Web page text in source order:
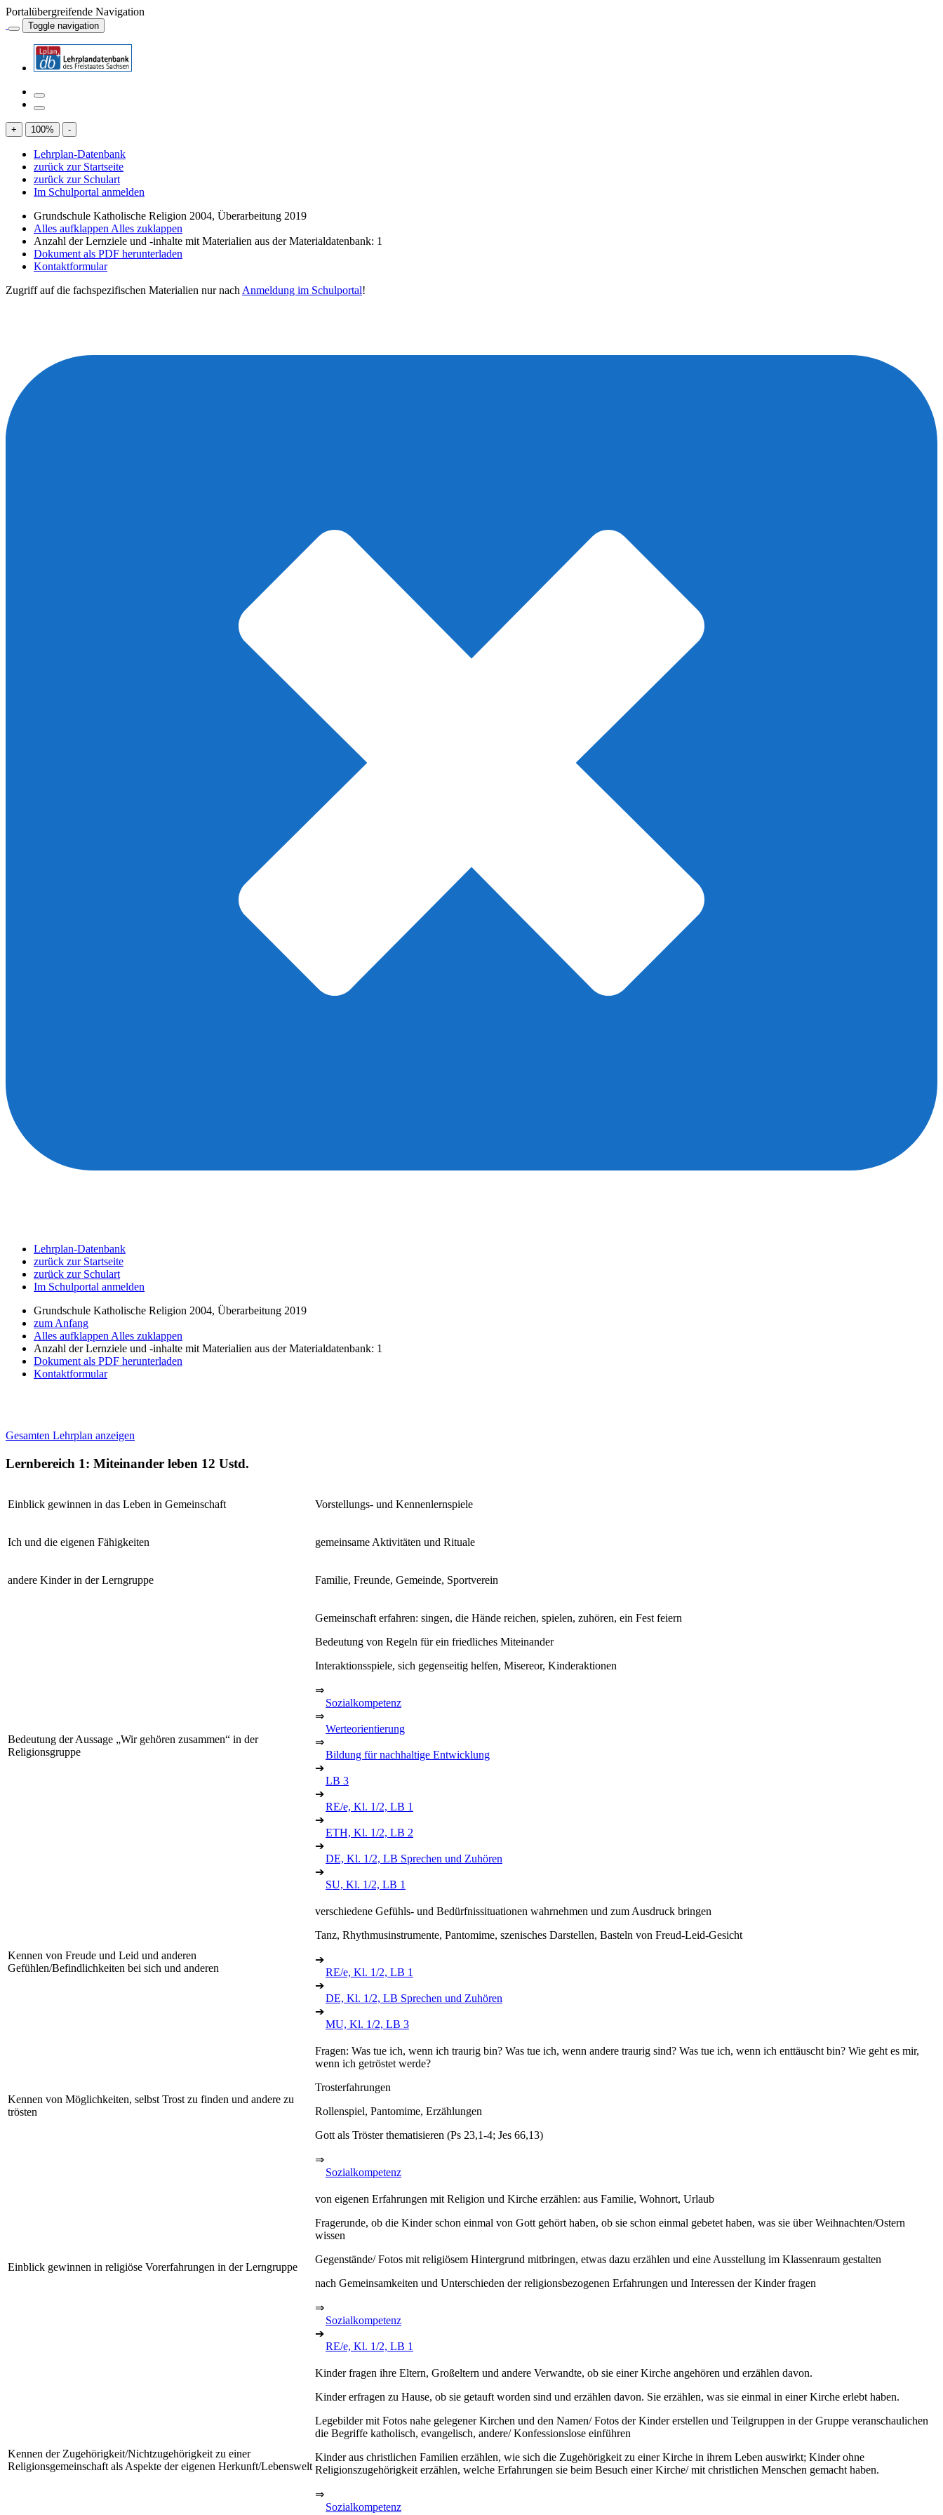
Portalübergreifende Navigation
Toggle navigation
+ 100% -
Lehrplan-Datenbank
zurück zur Startseite
zurück zur Schulart
Im Schulportal anmelden
Grundschule Katholische Religion 2004, Überarbeitung 2019
Alles aufklappen Alles zuklappen
Anzahl der Lernziele und -inhalte mit Materialien aus der Materialdatenbank: 1
Dokument als PDF herunterladen
Kontaktformular
Zugriff auf die fachspezifischen Materialien nur nach Anmeldung im Schulportal!
Lehrplan-Datenbank
zurück zur Startseite
zurück zur Schulart
Im Schulportal anmelden
Grundschule Katholische Religion 2004, Überarbeitung 2019
zum Anfang
Alles aufklappen Alles zuklappen
Anzahl der Lernziele und -inhalte mit Materialien aus der Materialdatenbank: 1
Dokument als PDF herunterladen
Kontaktformular
Gesamten Lehrplan anzeigen
Lernbereich 1: Miteinander leben 12 Ustd.
Einblick gewinnen in das Leben in Gemeinschaft Vorstellungs- und Kennenlernspiele
Ich und die eigenen Fähigkeiten gemeinsame Aktivitäten und Rituale
andere Kinder in der Lerngruppe Familie, Freunde, Gemeinde, Sportverein
Bedeutung der Aussage „Wir gehören zusammen“ in der
Religionsgruppe
Gemeinschaft erfahren: singen, die Hände reichen, spielen, zuhören, ein Fest feiern
Bedeutung von Regeln für ein friedliches Miteinander
Interaktionsspiele, sich gegenseitig helfen, Misereor, Kinderaktionen
⇒
Sozialkompetenz
⇒
Werteorientierung
⇒
Bildung für nachhaltige Entwicklung
➔
LB 3
➔
RE/e, Kl. 1/2, LB 1
➔
ETH, Kl. 1/2, LB 2
➔
DE, Kl. 1/2, LB Sprechen und Zuhören
➔
SU, Kl. 1/2, LB 1
Kennen von Freude und Leid und anderen
Gefühlen/Befindlichkeiten bei sich und anderen
verschiedene Gefühls- und Bedürfnissituationen wahrnehmen und zum Ausdruck bringen
Tanz, Rhythmusinstrumente, Pantomime, szenisches Darstellen, Basteln von Freud-Leid-Gesicht
➔
RE/e, Kl. 1/2, LB 1
➔
DE, Kl. 1/2, LB Sprechen und Zuhören
➔
MU, Kl. 1/2, LB 3
Kennen von Möglichkeiten, selbst Trost zu finden und andere zu
trösten
Fragen: Was tue ich, wenn ich traurig bin? Was tue ich, wenn andere traurig sind? Was tue ich, wenn ich enttäuscht bin? Wie geht es mir,
wenn ich getröstet werde?
Trosterfahrungen
Rollenspiel, Pantomime, Erzählungen
Gott als Tröster thematisieren (Ps 23,1-4; Jes 66,13)
⇒
Sozialkompetenz
Einblick gewinnen in religiöse Vorerfahrungen in der Lerngruppe
von eigenen Erfahrungen mit Religion und Kirche erzählen: aus Familie, Wohnort, Urlaub
Fragerunde, ob die Kinder schon einmal von Gott gehört haben, ob sie schon einmal gebetet haben, was sie über Weihnachten/Ostern
wissen
Gegenstände/ Fotos mit religiösem Hintergrund mitbringen, etwas dazu erzählen und eine Ausstellung im Klassenraum gestalten
nach Gemeinsamkeiten und Unterschieden der religionsbezogenen Erfahrungen und Interessen der Kinder fragen
⇒
Sozialkompetenz
➔
RE/e, Kl. 1/2, LB 1
Kennen der Zugehörigkeit/Nichtzugehörigkeit zu einer
Religionsgemeinschaft als Aspekte der eigenen Herkunft/Lebenswelt
Kinder fragen ihre Eltern, Großeltern und andere Verwandte, ob sie einer Kirche angehören und erzählen davon.
Kinder erfragen zu Hause, ob sie getauft worden sind und erzählen davon. Sie erzählen, was sie einmal in einer Kirche erlebt haben.
Legebilder mit Fotos nahe gelegener Kirchen und den Namen/ Fotos der Kinder erstellen und Teilgruppen in der Gruppe veranschaulichen
die Begriffe katholisch, evangelisch, andere/ Konfessionslose einführen
Kinder aus christlichen Familien erzählen, wie sich die Zugehörigkeit zu einer Kirche in ihrem Leben auswirkt; Kinder ohne
Religionszugehörigkeit erzählen, welche Erfahrungen sie beim Besuch einer Kirche/ mit christlichen Menschen gemacht haben.
⇒
Sozialkompetenz